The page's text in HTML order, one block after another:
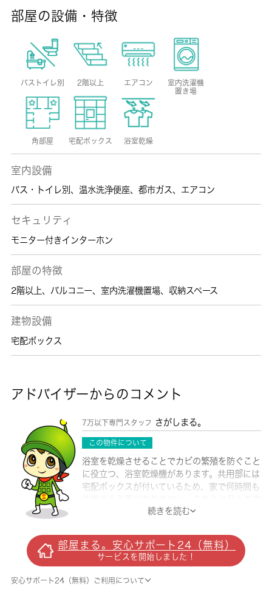
部屋の設備・特徴
バストイレ別 2階以上 エアコン
室内洗濯機
置き場
角部屋 宅配ボックス 浴室乾燥
室内設備
バス・トイレ別 、 温水洗浄便座、 都市ガス、 エアコン
セキュリティ
モニター付きインターホン
部屋の特徴
2階以上、 バルコニー、 室内洗濯機置場、 収納スペース
建物設備
宅配ボックス
アドバイザーからのコメント
7万以下専門スタッフ さがしまる。
この物件について
浴室を乾燥させることでカビの繁殖を防ぐこと
に役立つ、浴室乾燥機があります。共用部には
宅配ボックスが付いているため、家で何時間も
賃が7万円の物件です。駐輪場付きのマンショ
に合わせて活用できます。エアコンが設置され
ている物件です。より多くの不動産情報をお求
めなら、まずは 城南コミュニティまでご連絡
ください。当社では、本厚木を中心に多種多様
続きを読む
部屋まる。安心サポート24（無料）
サービスを開始しました！
安心サポート24（無料）ご利用について